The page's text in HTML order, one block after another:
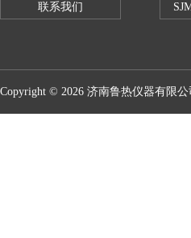
联系我们
Copyright © 2026 济南鲁热仪器有限